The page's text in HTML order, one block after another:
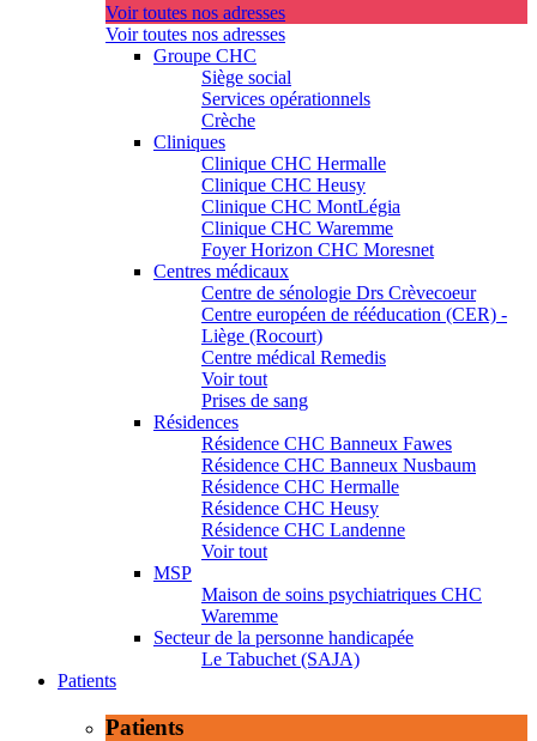
Voir toutes nos adresses
Voir toutes nos adresses
Groupe CHC
Siège social
Services opérationnels
Crèche
Cliniques
Clinique CHC Hermalle
Clinique CHC Heusy
Clinique CHC MontLégia
Clinique CHC Waremme
Foyer Horizon CHC Moresnet
Centres médicaux
Centre de sénologie Drs Crèvecoeur
Centre européen de rééducation (CER) -
Liège (Rocourt)
Centre médical Remedis
Voir tout
Prises de sang
Résidences
Résidence CHC Banneux Fawes
Résidence CHC Banneux Nusbaum
Résidence CHC Hermalle
Résidence CHC Heusy
Résidence CHC Landenne
Voir tout
MSP
Maison de soins psychiatriques CHC
Waremme
Secteur de la personne handicapée
Le Tabuchet (SAJA)
Patients
Patients